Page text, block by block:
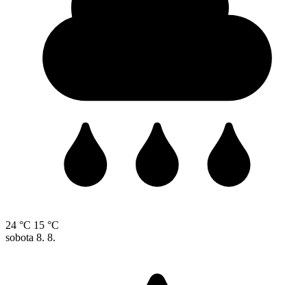
24 °C 15 °C
sobota 8. 8.